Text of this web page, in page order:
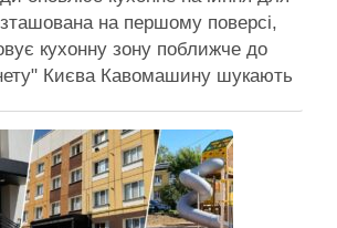
на першому поверсі,
кухонну зону поближче до
Києва Кавомашину шукають
а ще, – "вміти" готувати одразу
Апарат Київради оновлює
для їдальні, що …